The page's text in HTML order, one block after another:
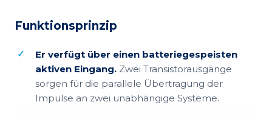
Funktionsprinzip
Er verfügt über einen batteriegespeisten
aktiven Eingang. Zwei Transistorausgänge
sorgen für die parallele Übertragung der
Impulse an zwei unabhängige Systeme.